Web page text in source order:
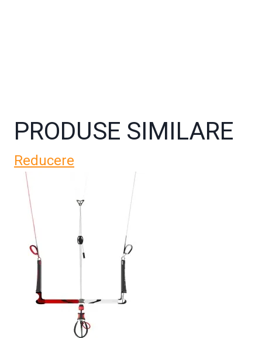
PRODUSE SIMILARE
Reducere